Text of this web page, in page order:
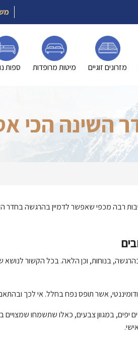
מזרונים זוגיים מיטות מרופדות ספות
השינה הכי
רבה מכפי שאפשר לדמיין בהרגשה בחדר
בנוחות, וכן הלאה. בכל הקשור
אשר תופס נפח בחלל. אי לכך
יפים, במגוון צבעים, כאלו שתשמחו